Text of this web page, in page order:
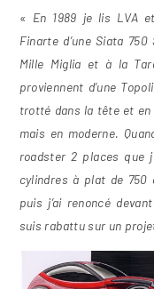
« En 1989 je lis LVA
Finarte d’une Siata
Mille Miglia et à la
proviennent d’une
trotté dans la tête et en
mais en moderne.
roadster 2 places que
cylindres à plat de 750
puis j’ai renoncé
suis rabattu sur un